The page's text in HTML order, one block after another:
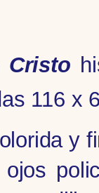
Cristo
116 x
y